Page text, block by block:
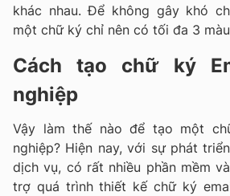
khác nhau. Để không gây khó
một chữ ký chỉ nên có tối đa 3
Cách tạo chữ ký
nghiệp
Vậy làm thế nào để tạo một
nghiệp? Hiện nay, với sự phát
dịch vụ, có rất nhiều phần mềm
trợ quá trình thiết kế chữ ký